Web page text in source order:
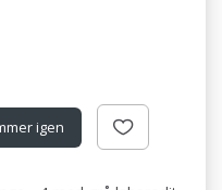
igen